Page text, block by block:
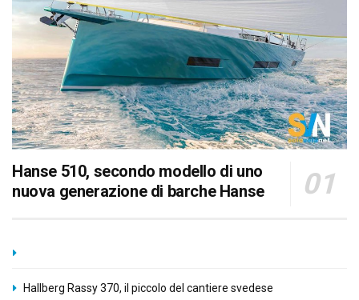
Hanse 510, secondo modello di uno
nuova generazione di barche Hanse
Hallberg Rassy 370, il piccolo del cantiere svedese